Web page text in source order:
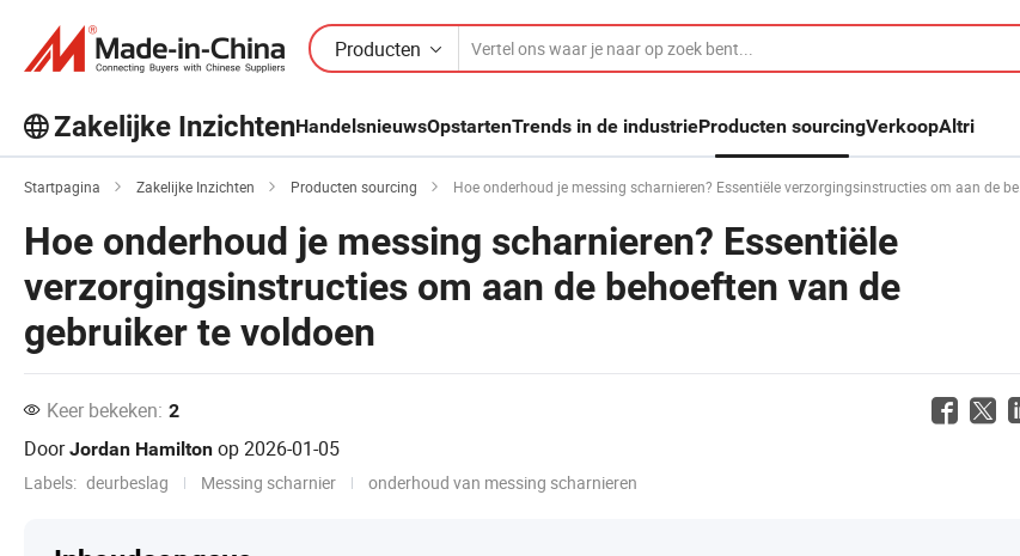
Producten
Zakelijke InzichtenHandelsnieuwsOpstartenTrends in de industrieProducten sourcingVerkoopAltri
Startpagina Zakelijke Inzichten Producten sourcing Hoe onderhoud je messing scharnieren? Essentiële verzorgingsinstructies om aan de behoeften van de gebruiker te voldoen
Hoe onderhoud je messing scharnieren? Essentiële
verzorgingsinstructies om aan de behoeften van de
gebruiker te voldoen
Keer bekeken: 2
DoorJordan Hamilton op2026-01-05
Labels: deurbeslag Messing scharnier onderhoud van messing scharnieren